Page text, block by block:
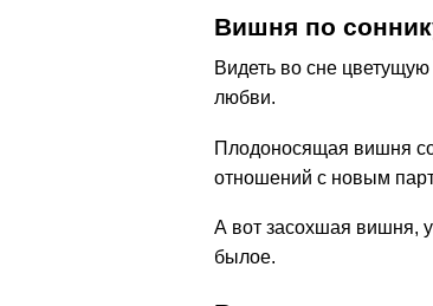
Вишня по
Видеть во сне цветущую
любви.
Плодоносящая вишня
отношений с новым
А вот засохшая вишня,
былое.